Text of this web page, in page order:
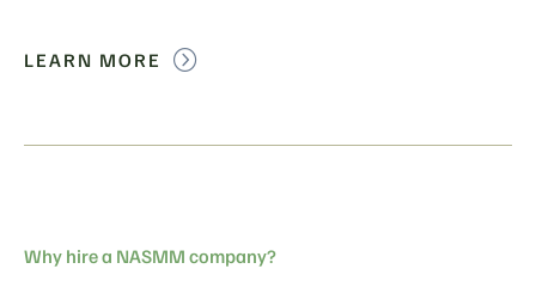
LEARN MORE
Why hire a NASMM company?